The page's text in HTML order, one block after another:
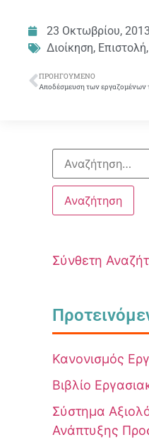
23 Οκτωβρίου, 2013
Διοίκηση, Επιστολή,
ΠΡΟΗΓΟΎΜΕΝΟ
Σύνθετη
Κανονισμός
Βιβλίο
Σύστημα
Ανάπτυξης